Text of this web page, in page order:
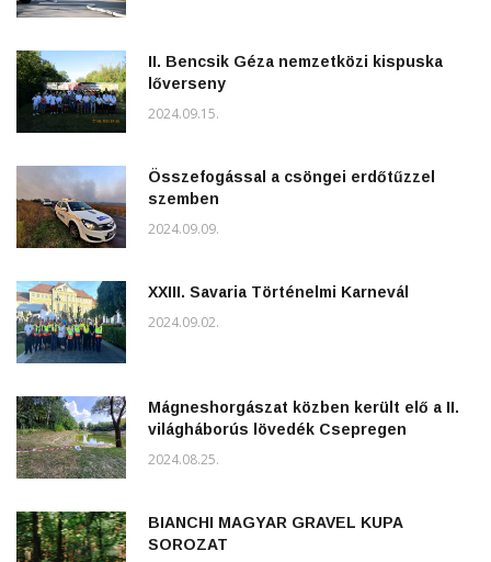
II. Bencsik Géza nemzetközi kispuska
lőverseny
2024.09.15.
Összefogással a csöngei erdőtűzzel
szemben
2024.09.09.
XXIII. Savaria Történelmi Karnevál
2024.09.02.
Mágneshorgászat közben került elő a II.
világháborús lövedék Csepregen
2024.08.25.
BIANCHI MAGYAR GRAVEL KUPA
SOROZAT